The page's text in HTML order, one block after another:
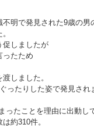
明で発見された9歳の男
促しましたが
ったため
しました。
ったりした姿で発見され
ったことを理由に出動し
約310件。